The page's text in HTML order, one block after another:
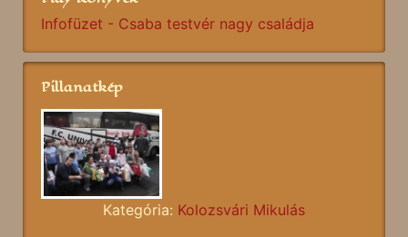
Infofüzet - Csaba testvér nagy családja
Pillanatkép
Kategória: Kolozsvári Mikulás